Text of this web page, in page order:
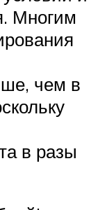
Многим
чем в
в разы